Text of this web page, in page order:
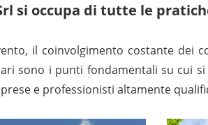
si occupa di tutte le
il coinvolgimento costante dei
sono i punti fondamentali su cui si
e professionisti altamente